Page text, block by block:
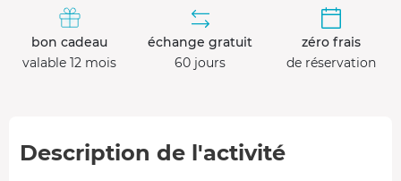
bon cadeau
valable 12 mois
échange gratuit
60 jours
zéro frais
de réservation
Description de l'activité